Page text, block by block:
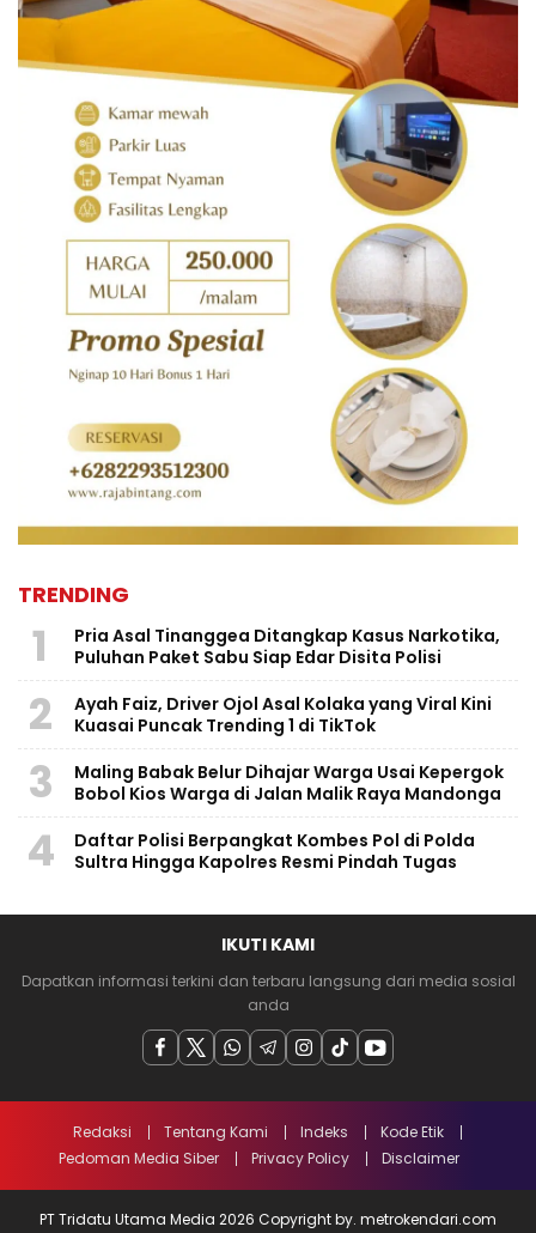
TRENDING
1
Pria Asal Tinanggea Ditangkap Kasus Narkotika,
Puluhan Paket Sabu Siap Edar Disita Polisi
2
Ayah Faiz, Driver Ojol Asal Kolaka yang Viral Kini
Kuasai Puncak Trending 1 di TikTok
3
Maling Babak Belur Dihajar Warga Usai Kepergok
Bobol Kios Warga di Jalan Malik Raya Mandonga
4
Daftar Polisi Berpangkat Kombes Pol di Polda
Sultra Hingga Kapolres Resmi Pindah Tugas
IKUTI KAMI
Dapatkan informasi terkini dan terbaru langsung dari media sosial
anda
Redaksi Tentang Kami Indeks
Kode Etik
Pedoman Media Siber
Privacy Policy Disclaimer
PT Tridatu Utama Media 2026 Copyright by. metrokendari.com